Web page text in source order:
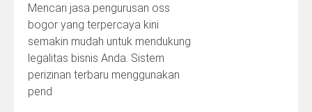
Mencari jasa pengurusan oss
bogor yang terpercaya kini
semakin mudah untuk mendukung
legalitas bisnis Anda. Sistem
perizinan terbaru menggunakan
pend